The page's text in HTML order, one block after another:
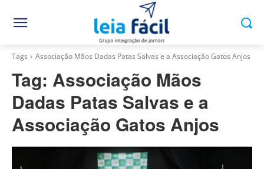
Tags Associação Mãos Dadas Patas Salvas e a Associação Gatos Anjos
Tag: Associação Mãos
Dadas Patas Salvas e a
Associação Gatos Anjos